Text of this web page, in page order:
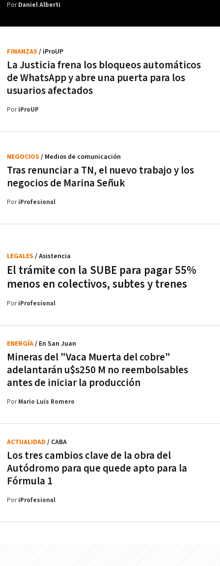
PorDaniel Alberti
La Justicia frena los bloqueos automáticos
de WhatsApp y abre una puerta para los
usuarios afectados
FINANZAS / iProUP
PoriProUP
Tras renunciar a TN, el nuevo trabajo y los
negocios de Marina Señuk
NEGOCIOS / Medios de comunicación
PoriProfesional
El trámite con la SUBE para pagar 55%
menos en colectivos, subtes y trenes
LEGALES / Asistencia
PoriProfesional
Mineras del "Vaca Muerta del cobre"
adelantarán u$s250 M no reembolsables
antes de iniciar la producción
ENERGÍA/ En San Juan
PorMario Luis Romero
Los tres cambios clave de la obra del
Autódromo para que quede apto para la
Fórmula 1
ACTUALIDAD / CABA
PoriProfesional